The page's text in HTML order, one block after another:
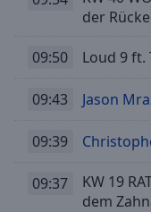
der
09:50 Loud 9 ft.
09:43 Jason
09:39
09:37
KW 19
dem